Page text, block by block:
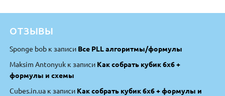
ОТЗЫВЫ
Sponge bob к записи Все PLL алгоритмы/формулы
Maksim Antonyuk к записи Как собрать кубик 6х6 +
формулы и схемы
Cubes.in.ua к записи Как собрать кубик 6х6 + формулы и